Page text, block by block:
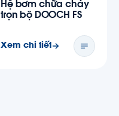
Hệ bơm chữa cháy
trọn bộ DOOCH FS
Xem chi tiết